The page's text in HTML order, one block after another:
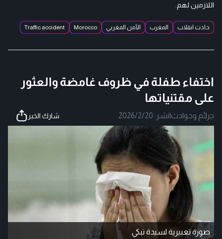
اللازمين لهم.
حادث انقلاب المغرب الأمن المغربي Morocco
Traffic accident
اختفاء طفلة في ظروف غامضة والعثور
على مقتنياتها
جرائم وحوادث|نشر: 2026/2/20 شارك الخبر
صورة تعبيرية لسيدة تبكي